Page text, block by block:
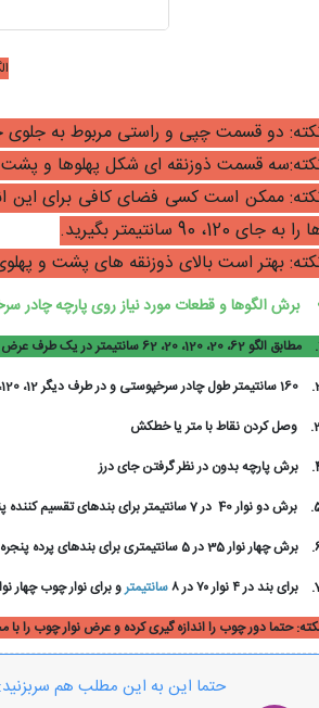
دو قسمت چپی و راستی مربوط به
قسمت ذوزنقه ای شکل پهلوها و
ممکن است کسی فضای کافی برای این
به جای 120، 90 سانتیمتر بگیرید.
بهتر است بالای ذوزنقه های پشت و پهلوی چادر سرخپوستی
برش الگوها و قطعات مورد نیاز روی پارچه چادر
مطابق الگو 62، 20، 120، 20، 62 سانتیمتر در یک طرف عرض پارچه
160 سانتیمتر طول چادر سرخپوستی و در طرف دیگر 12، 120، 20، 120، 12
وصل کردن نقاط با متر یا خطکش
برش پارچه بدون در نظر گرفتن جای درز
برش دو نوار 40 در 7 سانتیمتر برای بندهای تقسیم کننده پنجره
برش چهار نوار 35 در 5 سانتیمتری برای بندهای پرده پنجره
برای بند در ۴ نوار ۷۰ در ۸ سانتیمترو برای نوار چوب چهار نوار ۱۷۰ در ۱۰
حتما دور چوب را اندازه گیری کرده و عرض نوار چوب را با محاسبه ۲ سانتیمتر اضافه
حتما این به این مطلب هم سربزنید: